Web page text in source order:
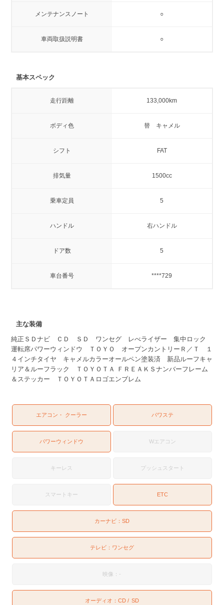
メンテナンスノート ○
車両取扱説明書 ○
基本スペック
走行距離 133,000km
ボディ色 替 キャメル
シフト FAT
排気量 1500cc
乗車定員 5
ハンドル 右ハンドル
ドア数 5
車台番号 ****729
主な装備
純正ＳＤナビ ＣＤ ＳＤ ワンセグ レべライザー 集中ロック
運転席パワーウィンドウ ＴＯＹＯ オープンカントリーＲ／Ｔ １
４インチタイヤ キャメルカラーオールペン塗装済 新品ルーフキャ
リア＆ルーフラック ＴＯＹＯＴＡ ＦＲＥＡＫＳナンバーフレーム
＆ステッカー ＴＯＹＯＴＡロゴエンブレム
エアコン・ クーラー パワステ
パワーウィンドウ Wエアコン
キーレス プッシュスタート
スマートキー ETC
カーナビ： SD
テレビ： ワンセグ
映像：-
オーディオ：CD SD